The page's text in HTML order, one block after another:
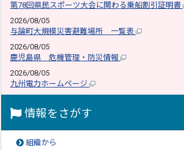
第78回県民スポーツ大会に関わる乗船割引証明書
2026/08/05
与論町大規模災害避難場所 一覧表
2026/08/05
鹿児島県 危機管理・防災情報
2026/08/05
九州電力ホームページ
情報をさがす
組織から